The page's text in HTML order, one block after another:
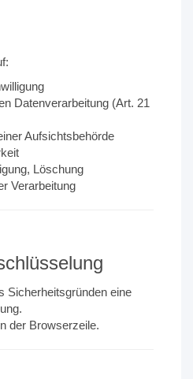
Datenverarbeitung (Art. 21
Aufsichtsbehörde
Löschung
Verarbeitung
Sicherheitsgründen eine
der Browserzeile.